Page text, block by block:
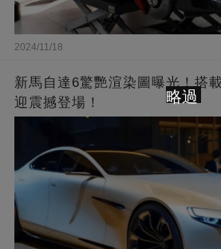
2024/11/18
新馬自達6驚艷渲染圖曝光！搭
迎震撼登場！
略過